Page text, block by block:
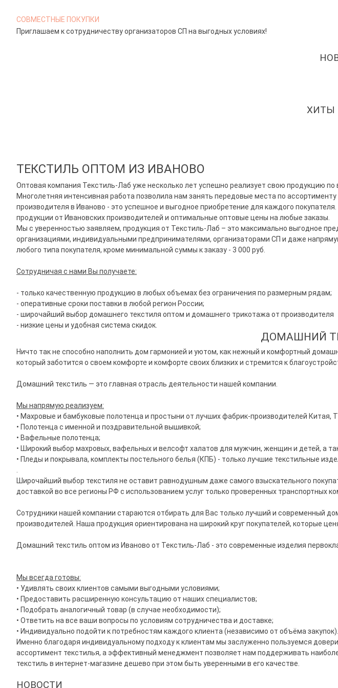
СОВМЕСТНЫЕ ПОКУПКИ
Приглашаем к сотрудничеству организаторов СП на выгодных условиях!
ХИТЫ
ТЕКСТИЛЬ ОПТОМ ИЗ ИВАНОВО
Оптовая компания Текстиль-Лаб уже несколько лет успешно реализует свою продукцию
Многолетняя интенсивная работа позволила нам занять передовые места по
производителя в Иваново - это успешное и выгодное приобретение для каждого
продукции от Ивановских производителей и оптимальные оптовые цены на любые заказы.
Мы с уверенностью заявляем, продукция от Текстиль-Лаб – это максимально выгодное
организациями, индивидуальными предпринимателями, организаторами СП и даже
любого типа покупателя, кроме минимальной суммы к заказу - 3 000 руб.
Сотрудничая с нами Вы получаете:
- только качественную продукцию в любых объемах без ограничения по размерным рядам;
- оперативные сроки поставки в любой регион России;
- широчайший выбор домашнего текстиля оптом и домашнего трикотажа от производителя
- низкие цены и удобная система скидок.
ДОМАШНИЙ
Ничто так не способно наполнить дом гармонией и уютом, как нежный и комфортный
который заботится о своем комфорте и комфорте своих близких и стремится к
Домашний текстиль — это главная отрасль деятельности нашей компании.
Мы напрямую реализуем:
• Махровые и бамбуковые полотенца и простыни от лучших фабрик-производителей
• Полотенца с именной и поздравительной вышивкой;
• Вафельные полотенца;
• Широкий выбор махровых, вафельных и велсофт халатов для мужчин, женщин и детей, а
• Пледы и покрывала, комплекты постельного белья (КПБ) - только лучшие текстильные
Широчайший выбор текстиля не оставит равнодушным даже самого взыскательного
доставкой во все регионы РФ с использованием услуг только проверенных транспортных
Сотрудники нашей компании стараются отбирать для Вас только лучший и современный
производителей. Наша продукция ориентирована на широкий круг покупателей, которые
Домашний текстиль оптом из Иваново от Текстиль-Лаб - это современные изделия
Мы всегда готовы:
• Удивлять своих клиентов самыми выгодными условиями;
• Предоставить расширенную консультацию от наших специалистов;
• Подобрать аналогичный товар (в случае необходимости);
• Ответить на все ваши вопросы по условиям сотрудничества и доставке;
• Индивидуально подойти к потребностям каждого клиента (независимо от объёма закупок).
Именно благодаря индивидуальному подходу к клиентам мы заслуженно пользуемся
ассортимент текстилья, а эффективный менеджмент позволяет нам поддерживать
текстиль в интернет-магазине дешево при этом быть уверенными в его качестве.
НОВОСТИ